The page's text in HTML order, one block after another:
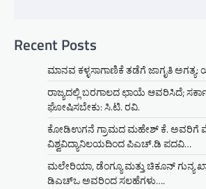
Recent Posts
ಮಾನವ ಕಳ್ಳಸಾಗಾಣಿಕೆ ತಡೆಗೆ ಜಾಗೃತಿ ಅಗತ್ಯ:
ರಾಜ್ಯದಲ್ಲಿ ಬರಗಾಲದ ಛಾಯೆ ಆವರಿಸಿದೆ;
ಘೋಷಿಸಬೇಕು: ಸಿ.ಟಿ. ರವಿ.
ಕೋಡಿಉಗನೆ ಗ್ರಾಮದ ಮಹೇಶ್ ಕೆ. ಅವರಿಗೆ
ವಿಶ್ವವಿದ್ಯಾನಿಲಯದಿಂದ ಪಿಎಚ್.ಡಿ ಪದವಿ…
ಮಲೇರಿಯಾ, ಡೆಂಗ್ಯೂ ಮತ್ತು ಚಿಕೂನ್ ಗುನ್ಯ
ಡಿಎಚ್‌ಒ ಅವರಿಂದ ಸಲಹೆಗಳು….